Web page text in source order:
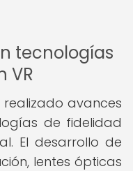
tecnologías
VR
realizado avances
de fidelidad
El desarrollo de
lentes ópticas